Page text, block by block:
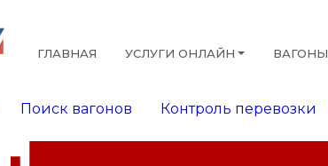
ГЛАВНАЯ УСЛУГИ ОНЛАЙН ВАГОНЫ
Поиск вагонов Контроль перевозки